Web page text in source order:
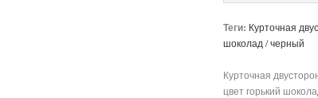
Теги: Курточная
шоколад / черный
Курточная
цвет горький